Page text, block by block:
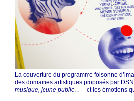
La couverture du programme foisonne
des domaines artistiques proposés par
musique, jeune public… – et les émotions